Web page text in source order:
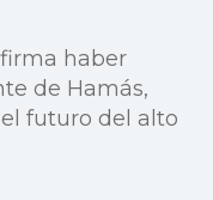
haber
de Hamás,
futuro del alto